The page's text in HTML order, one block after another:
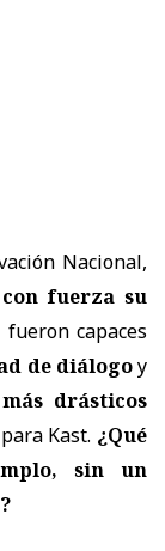
Nacional,
fuerza su
fueron capaces
de diálogoy
drásticos
Kast. ¿Qué
sin un